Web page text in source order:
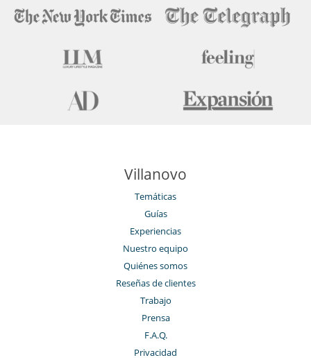
Villanovo
Temáticas
Guías
Experiencias
Nuestro equipo
Quiénes somos
Reseñas de clientes
Trabajo
Prensa
F.A.Q.
Privacidad